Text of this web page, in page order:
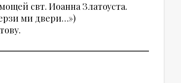
свт. Иоанна Златоуста.
ми двери…»)